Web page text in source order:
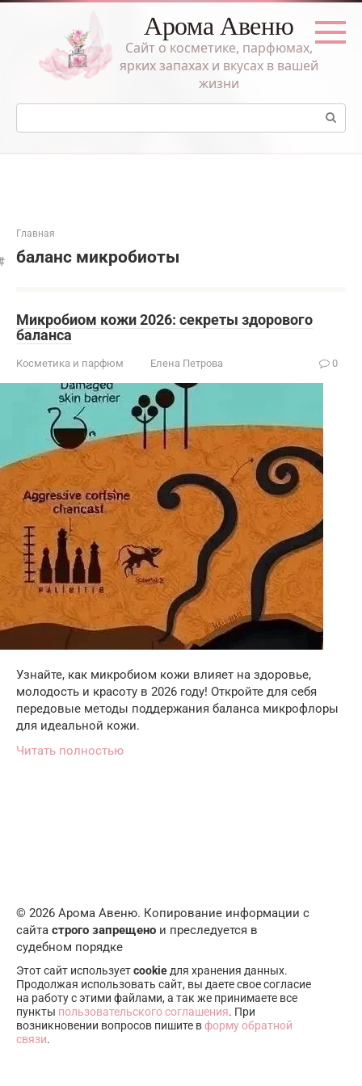
Перейти
Арома Авеню
Сайт о косметике, парфюмах,
ярких запахах и вкусах в вашей
жизни
Поиск:
Главная
баланс микробиоты
Микробиом кожи 2026: секреты здорового
баланса
Косметика и парфюм Елена Петрова 0
Узнайте, как микробиом кожи влияет на здоровье,
молодость и красоту в 2026 году! Откройте для себя
передовые методы поддержания баланса микрофлоры
для идеальной кожи.
Читать полностью
© 2026 Арома Авеню. Копирование информации с
сайта строго запрещено и преследуется в
судебном порядке
Этот сайт используетcookie для хранения данных.
Продолжая использовать сайт, вы даете свое согласие
на работу с этими файлами, а так же принимаете все
пункты пользовательского соглашения. При
возникновении вопросов пишите вформу обратной
связи.